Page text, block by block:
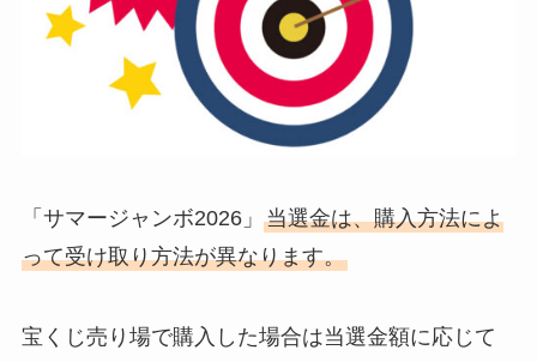
「サマージャンボ2026」 当選金は、購入方法によ
って受け取り方法が異なります。
宝くじ売り場で購入した場合は当選金額に応じて